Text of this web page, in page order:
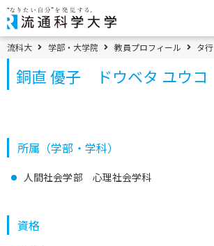
コ
ン
テ
ン
ツ
へ
移
パンくずメニュー
流科大 学部・大学院 教員プロフィール タ行
銅直 優子 ドウベタ ユウコ
所属（学部・学科）
人間社会学部 心理社会学科
資格